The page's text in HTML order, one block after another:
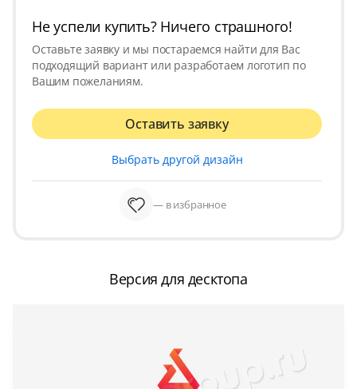
Не успели купить? Ничего страшного!
Оставьте заявку и мы постараемся найти для Вас
подходящий вариант или разработаем логотип по
Вашим пожеланиям.
Оставить заявку
Выбрать другой дизайн
— в избранное
Версия для десктопа